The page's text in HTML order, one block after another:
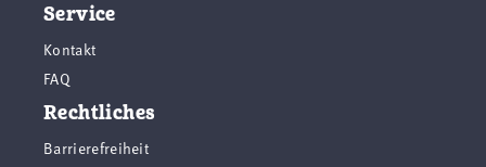
Service
Kontakt
FAQ
Rechtliches
Barrierefreiheit